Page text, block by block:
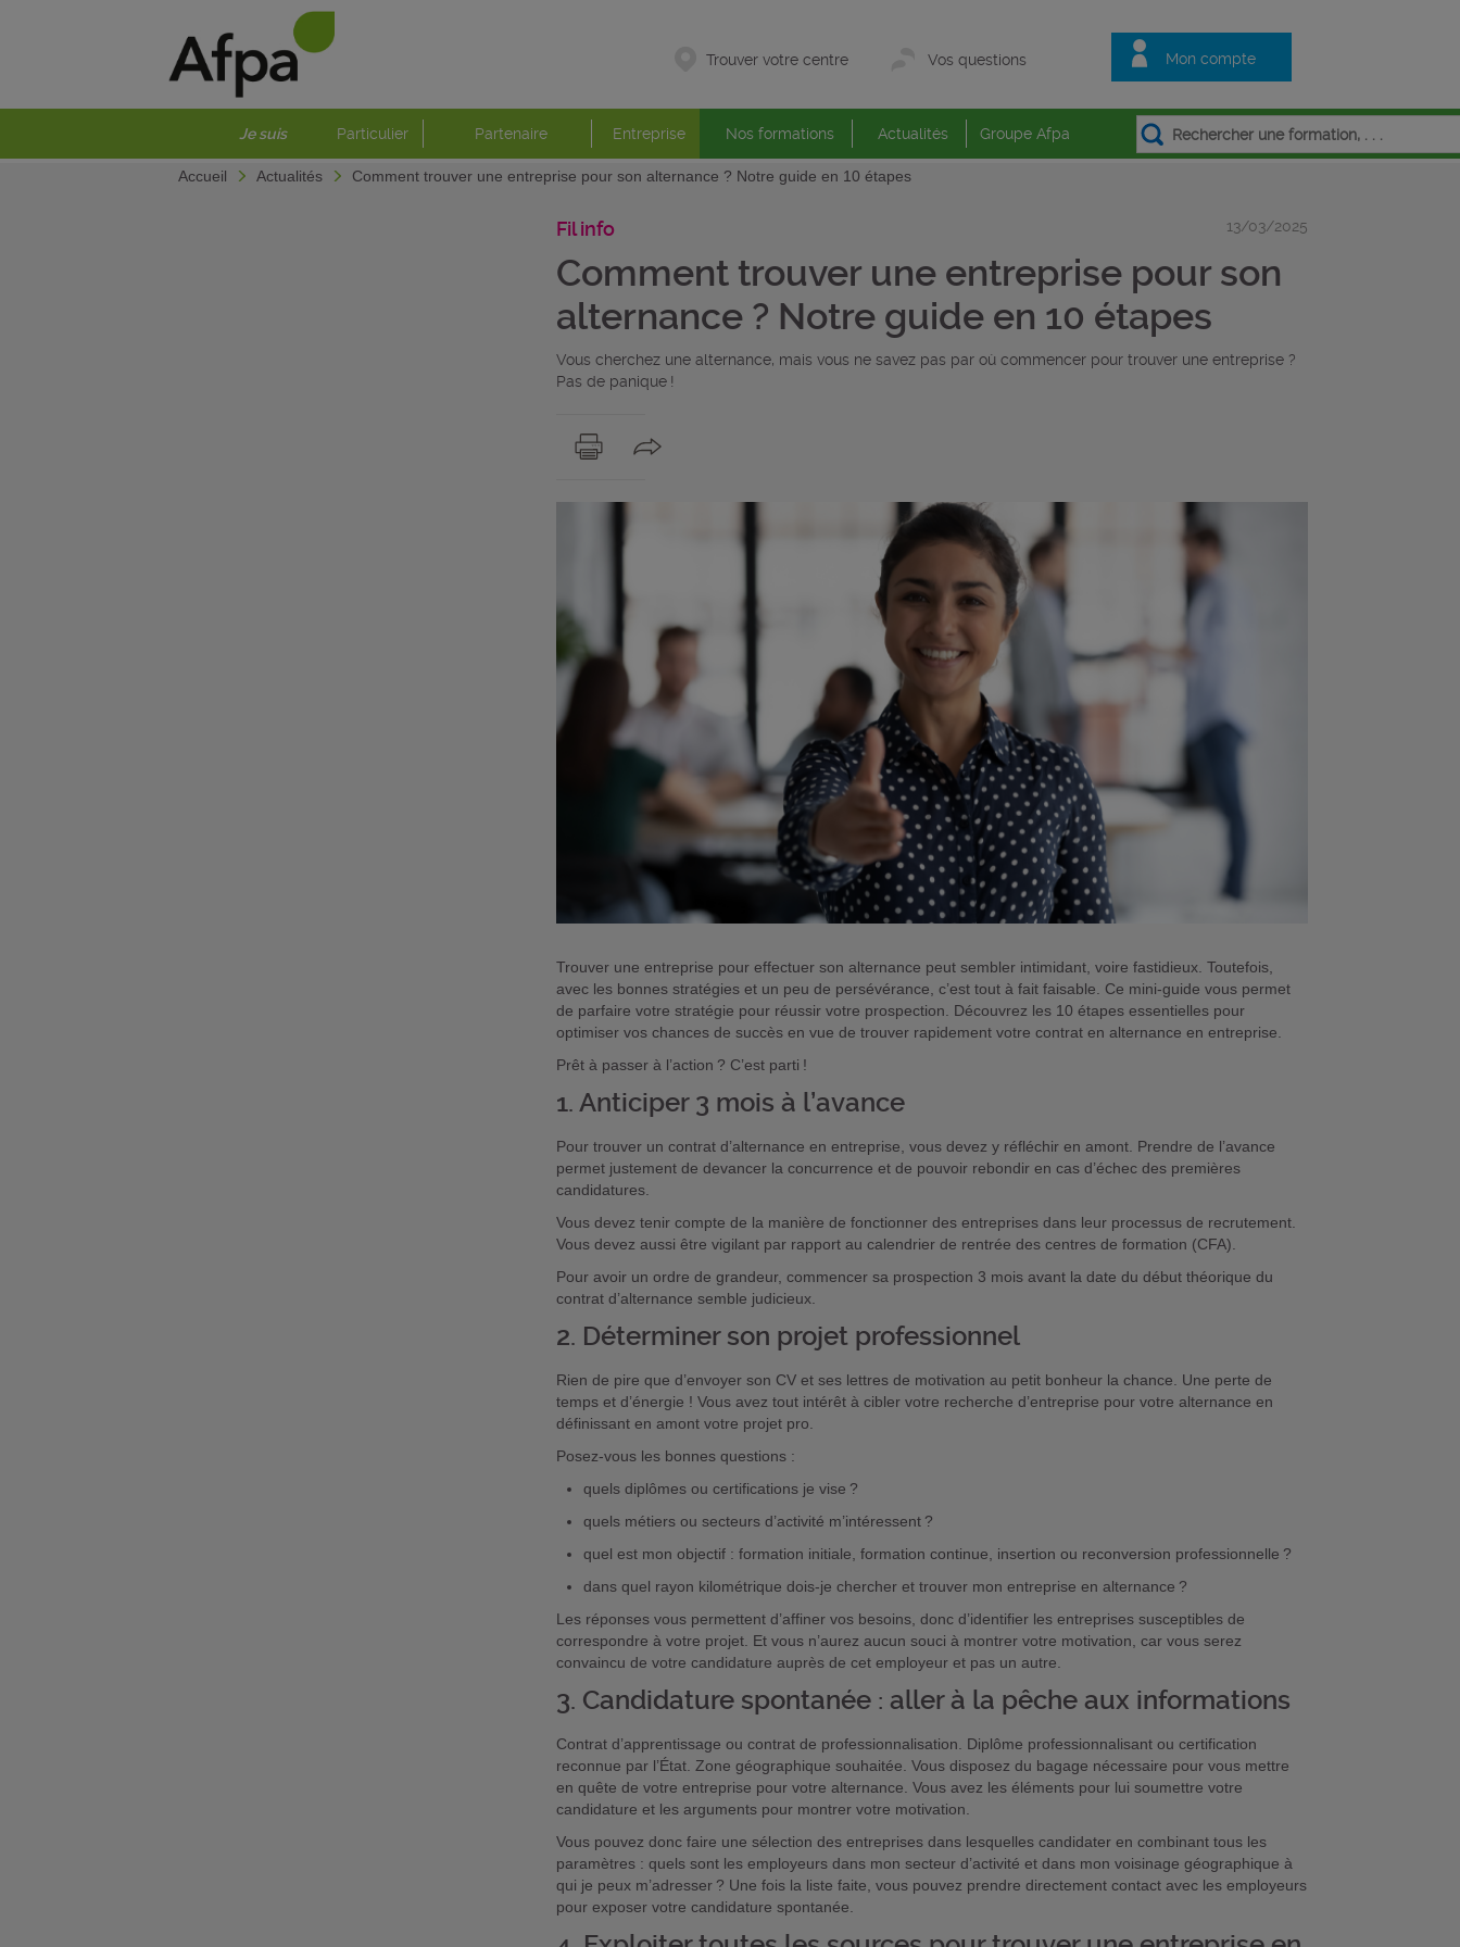
Mon compte
Trouver votre centre Vos questions
Je suis Particulier Partenaire Entreprise Nos formations Actualités Groupe Afpa
Accueil Actualités Comment trouver une entreprise pour son alternance ? Notre guide en 10 étapes
Fil info 13/03/2025
Comment trouver une entreprise pour son
alternance ? Notre guide en 10 étapes
Vous cherchez une alternance, mais vous ne savez pas par où commencer pour trouver une entreprise ?
Pas de panique !
Trouver une entreprise pour effectuer son alternance peut sembler intimidant, voire fastidieux. Toutefois,
avec les bonnes stratégies et un peu de persévérance, c’est tout à fait faisable. Ce mini-guide vous permet
de parfaire votre stratégie pour réussir votre prospection. Découvrez les 10 étapes essentielles pour
optimiser vos chances de succès en vue de trouver rapidement votre contrat en alternance en entreprise.
Prêt à passer à l’action ? C’est parti !
1. Anticiper 3 mois à l’avance
Pour trouver un contrat d’alternance en entreprise, vous devez y réfléchir en amont. Prendre de l’avance
permet justement de devancer la concurrence et de pouvoir rebondir en cas d’échec des premières
candidatures.
Vous devez tenir compte de la manière de fonctionner des entreprises dans leur processus de recrutement.
Vous devez aussi être vigilant par rapport au calendrier de rentrée des centres de formation (CFA).
Pour avoir un ordre de grandeur, commencer sa prospection 3 mois avant la date du début théorique du
contrat d’alternance semble judicieux.
2. Déterminer son projet professionnel
Rien de pire que d’envoyer son CV et ses lettres de motivation au petit bonheur la chance. Une perte de
temps et d’énergie ! Vous avez tout intérêt à cibler votre recherche d’entreprise pour votre alternance en
définissant en amont votre projet pro.
Posez-vous les bonnes questions :
quels diplômes ou certifications je vise ?
quels métiers ou secteurs d’activité m’intéressent ?
quel est mon objectif : formation initiale, formation continue, insertion ou reconversion professionnelle ?
dans quel rayon kilométrique dois-je chercher et trouver mon entreprise en alternance ?
Les réponses vous permettent d’affiner vos besoins, donc d’identifier les entreprises susceptibles de
correspondre à votre projet. Et vous n’aurez aucun souci à montrer votre motivation, car vous serez
convaincu de votre candidature auprès de cet employeur et pas un autre.
3. Candidature spontanée : aller à la pêche aux informations
Contrat d’apprentissage ou contrat de professionnalisation. Diplôme professionnalisant ou certification
reconnue par l’État. Zone géographique souhaitée. Vous disposez du bagage nécessaire pour vous mettre
en quête de votre entreprise pour votre alternance. Vous avez les éléments pour lui soumettre votre
candidature et les arguments pour montrer votre motivation.
Vous pouvez donc faire une sélection des entreprises dans lesquelles candidater en combinant tous les
paramètres : quels sont les employeurs dans mon secteur d’activité et dans mon voisinage géographique à
qui je peux m’adresser ? Une fois la liste faite, vous pouvez prendre directement contact avec les employeurs
pour exposer votre candidature spontanée.